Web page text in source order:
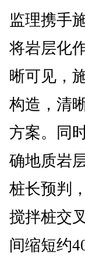
监理携手
将岩层化
晰可见，
构造，清
方案。同
确地质岩
桩长预判
搅拌桩交
间缩短约